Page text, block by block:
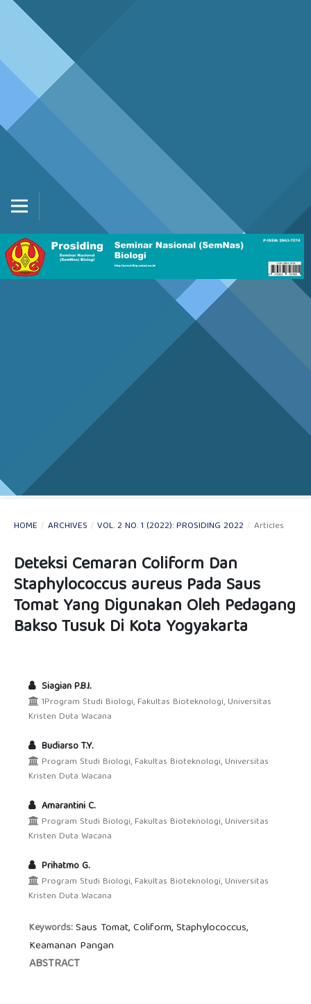
HOME / ARCHIVES / VOL. 2 NO. 1 (2022): PROSIDING 2022 / Articles
Deteksi Cemaran Coliform Dan
Staphylococcus aureus Pada Saus
Tomat Yang Digunakan Oleh Pedagang
Bakso Tusuk Di Kota Yogyakarta
Siagian P.B.I.
1Program Studi Biologi, Fakultas Bioteknologi, Universitas
Kristen Duta Wacana
Budiarso T.Y.
Program Studi Biologi, Fakultas Bioteknologi, Universitas
Kristen Duta Wacana
Amarantini C.
Program Studi Biologi, Fakultas Bioteknologi, Universitas
Kristen Duta Wacana
Prihatmo G.
Program Studi Biologi, Fakultas Bioteknologi, Universitas
Kristen Duta Wacana
Keywords:Saus Tomat, Coliform, Staphylococcus,
Keamanan Pangan
ABSTRACT